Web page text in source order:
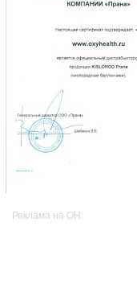
Реклама на OH: